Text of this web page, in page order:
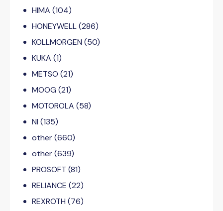
HIMA (104)
HONEYWELL(286)
KOLLMORGEN (50)
KUKA (1)
METSO (21)
MOOG (21)
MOTOROLA (58)
NI (135)
other(660)
other(639)
PROSOFT (81)
RELIANCE (22)
REXROTH (76)